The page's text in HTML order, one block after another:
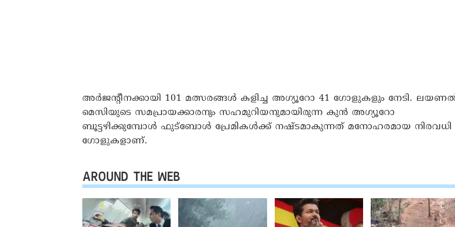
അർജന്റീനക്കായി 101 മത്സരങ്ങൾ കളിച്ച അ​ഗ്യൂറോ 41 ​ഗോളുകളും നേടി.
മെസിയുടെ സമപ്രായക്കാരനും സഹമുറിയനുമായിരുന്ന കുൻ അ​ഗ്യൂറോ
ബൂട്ടഴിക്കുമ്പോൾ ഫുട്ബോൾ പ്രേമികൾക്ക് നഷ്ടമാകുന്നത് മനോഹരമായ നിരവധി ​
ഗോളുകളാണ്.
AROUND THE WEB